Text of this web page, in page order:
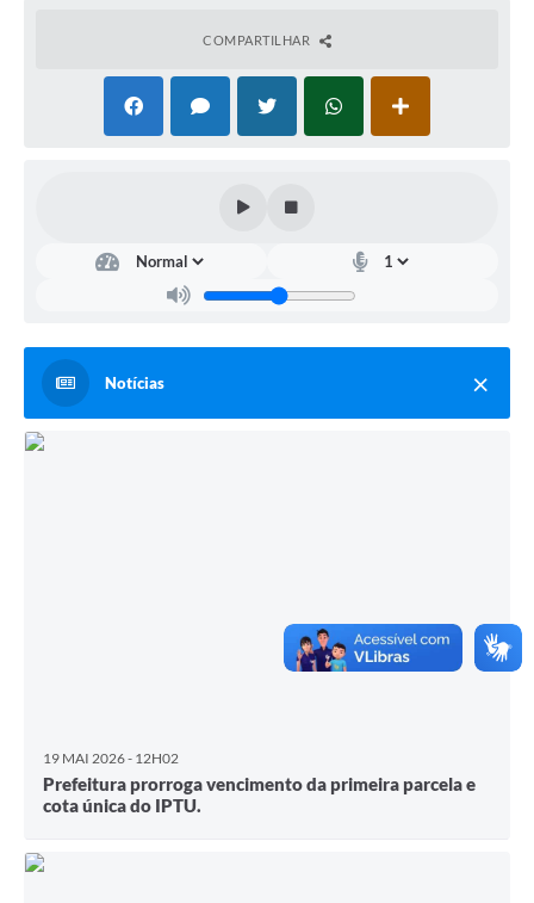
COMPARTILHAR
Notícias
19 MAI 2026 - 12H02
Prefeitura prorroga vencimento da primeira parcela e
cota única do IPTU.